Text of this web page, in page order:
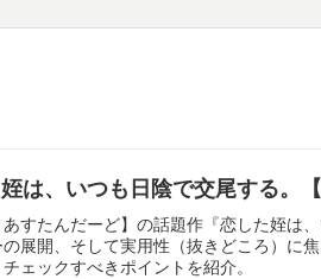
は、いつも日陰で交尾する。
あすたんだーど】の話題作『恋した姪は
の展開、そして実用性（抜きどころ）に
ェックすべきポイントを紹介。